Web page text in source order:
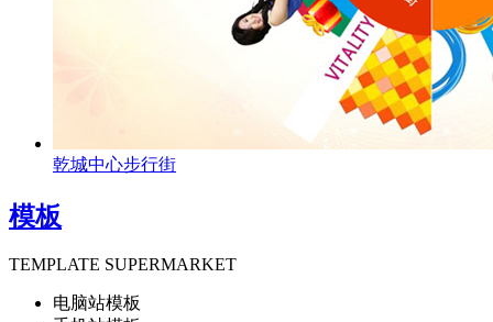
乾城中心步行街
模板
TEMPLATE SUPERMARKET
电脑站模板